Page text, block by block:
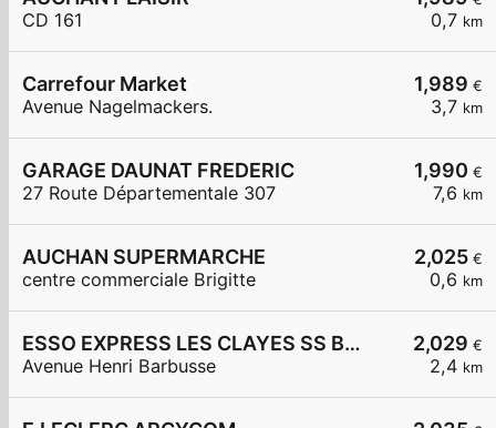
0,7 km
CD 161
1,989 €
3,7 km
Carrefour Market
Avenue Nagelmackers.
1,990 €
7,6 km
GARAGE DAUNAT FREDERIC
27 Route Départementale 307
2,025 €
0,6 km
AUCHAN SUPERMARCHE
centre commerciale Brigitte
2,029 €
2,4 km
ESSO EXPRESS LES CLAYES SS BOIS LA VIGNERAIE
Avenue Henri Barbusse